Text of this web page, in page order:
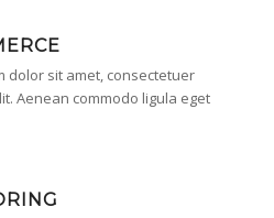
dolor sit amet, consectetuer
Aenean commodo ligula eget